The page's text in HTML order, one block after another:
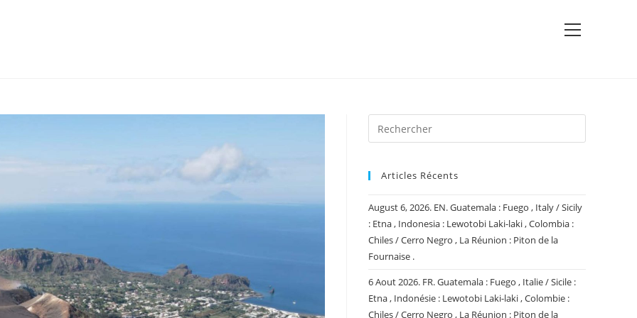
View
Articles Récents
August 6, 2026. EN. Guatemala : Fuego , Italy / Sicily
: Etna , Indonesia : Lewotobi Laki-laki , Colombia :
Chiles / Cerro Negro , La Réunion : Piton de la
Fournaise .
6 Aout 2026. FR. Guatemala : Fuego , Italie / Sicile :
Etna , Indonésie : Lewotobi Laki-laki , Colombie :
Chiles / Cerro Negro , La Réunion : Piton de la